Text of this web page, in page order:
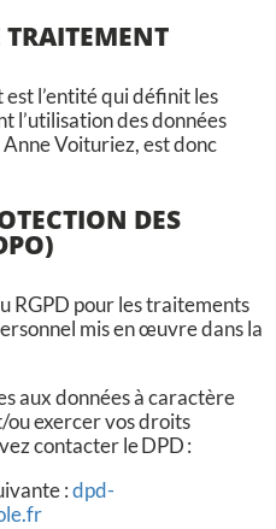
TRAITEMENT
l’entité qui définit les
l’utilisation des données
Voituriez, est donc
DES
RGPD pour les traitements
mis en œuvre dans la
aux données à caractère
ou exercer vos droits
contacter le DPD :
:dpd-